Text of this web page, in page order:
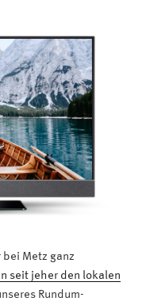
bei Metz ganz
seit jeher den lokalen
Rundum-